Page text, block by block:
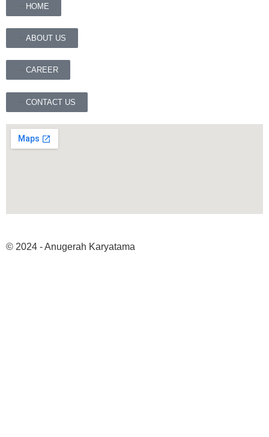
HOME
ABOUT US
CAREER
CONTACT US
© 2024 - Anugerah Karyatama